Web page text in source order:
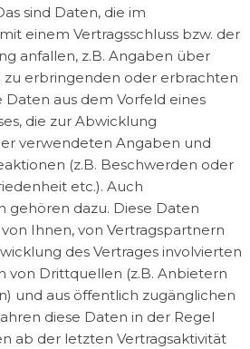
sind Daten, die im
einem Vertragsschluss bzw. der
anfallen, z.B. Angaben über
zu erbringenden oder erbrachten
Daten aus dem Vorfeld eines
die zur Abwicklung
verwendeten Angaben und
(z.B. Beschwerden oder
etc.). Auch
gehören dazu. Diese Daten
Ihnen, von Vertragspartnern
des Vertrages involvierten
von Drittquellen (z.B. Anbietern
und aus öffentlich zugänglichen
diese Daten in der Regel
ab der letzten Vertragsaktivität